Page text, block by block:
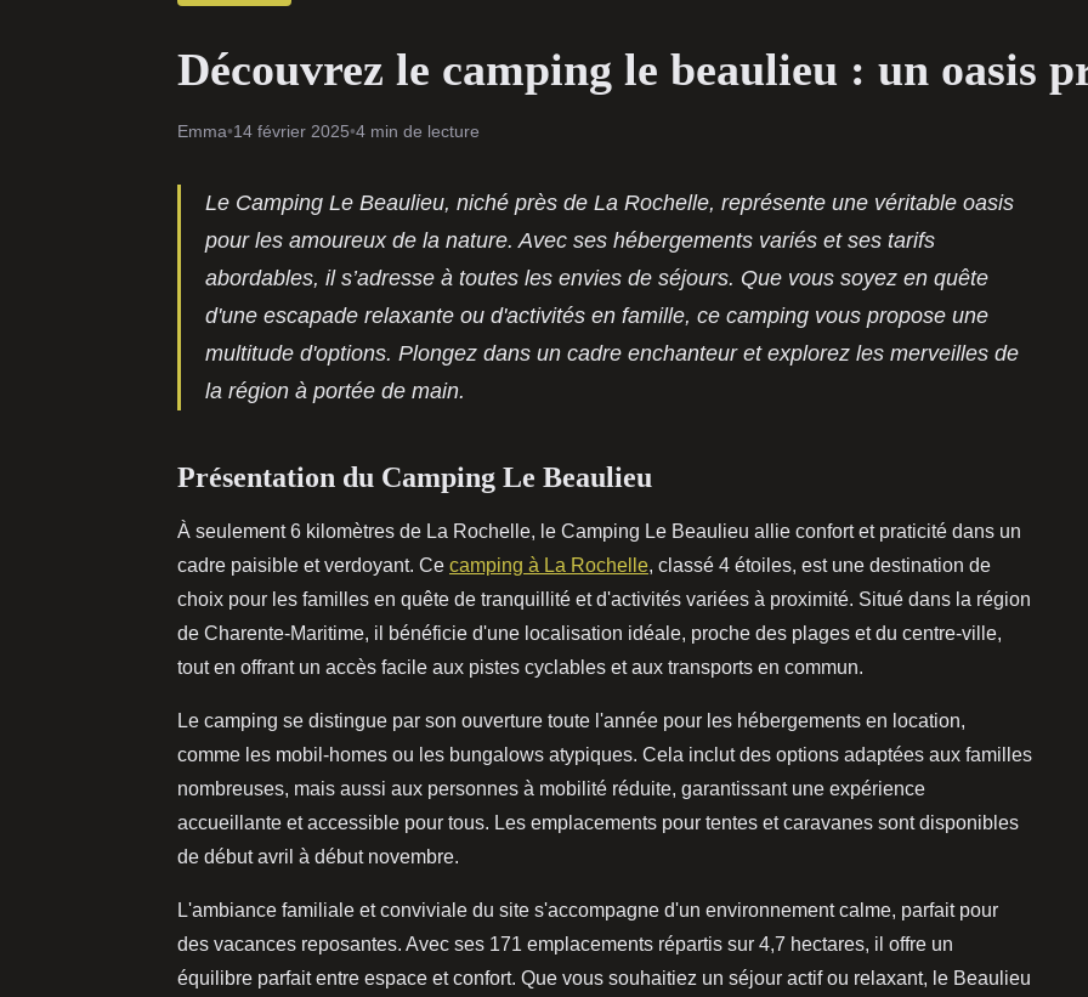
Découvrez le camping le beaulieu : un oasis
Emma•14 février 2025•4 min de lecture
Le Camping Le Beaulieu, niché près de La Rochelle, représente une véritable oasis
pour les amoureux de la nature. Avec ses hébergements variés et ses tarifs
abordables, il s’adresse à toutes les envies de séjours. Que vous soyez en quête
d'une escapade relaxante ou d'activités en famille, ce camping vous propose une
multitude d'options. Plongez dans un cadre enchanteur et explorez les merveilles de
la région à portée de main.
Présentation du Camping Le Beaulieu
À seulement 6 kilomètres de La Rochelle, le Camping Le Beaulieu allie confort et praticité dans un
cadre paisible et verdoyant. Ce camping à La Rochelle, classé 4 étoiles, est une destination de
choix pour les familles en quête de tranquillité et d'activités variées à proximité. Situé dans la région
de Charente-Maritime, il bénéficie d'une localisation idéale, proche des plages et du centre-ville,
tout en offrant un accès facile aux pistes cyclables et aux transports en commun.
Le camping se distingue par son ouverture toute l'année pour les hébergements en location,
comme les mobil-homes ou les bungalows atypiques. Cela inclut des options adaptées aux familles
nombreuses, mais aussi aux personnes à mobilité réduite, garantissant une expérience
accueillante et accessible pour tous. Les emplacements pour tentes et caravanes sont disponibles
de début avril à début novembre.
L'ambiance familiale et conviviale du site s'accompagne d'un environnement calme, parfait pour
des vacances reposantes. Avec ses 171 emplacements répartis sur 4,7 hectares, il offre un
équilibre parfait entre espace et confort. Que vous souhaitiez un séjour actif ou relaxant, le Beaulieu